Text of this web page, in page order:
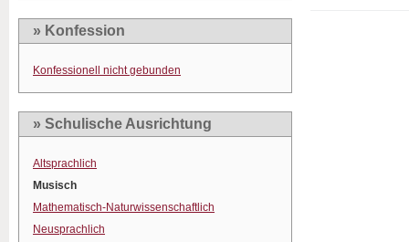
» Konfession
Konfessionell nicht gebunden
» Schulische Ausrichtung
Altsprachlich
Musisch
Mathematisch-Naturwissenschaftlich
Neusprachlich